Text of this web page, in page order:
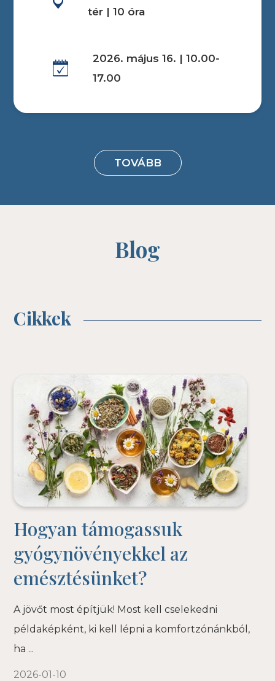
tér | 10 óra
2026. május 16. | 10.00-
17.00
TOVÁBB
Blog
Cikkek
Hogyan támogassuk
gyógynövényekkel az
emésztésünket?
A jövőt most építjük! Most kell cselekedni
példaképként, ki kell lépni a komfortzónánkból,
ha ...
2026-01-10